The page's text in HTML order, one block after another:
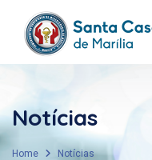
Notícias
Home
Notícias